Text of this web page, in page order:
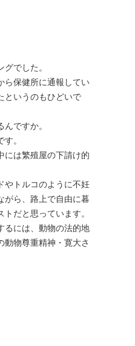
でした。
ら保健所に通報してい
というのもひどいで
ですか。
。
には繁殖屋の下請け的
やトルコのように不妊
がら、路上で自由に暮
だと思っています。
るには、動物の法的地
動物尊重精神・寛大さ